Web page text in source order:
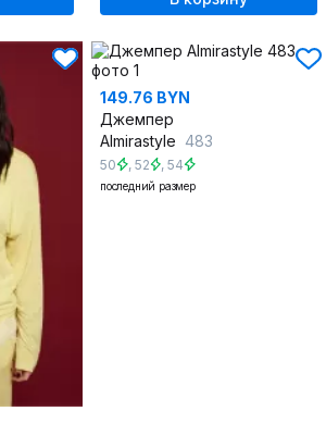
149.76 BYN
Джемпер
Almirastyle 483
50 , 52 , 54
последний размер